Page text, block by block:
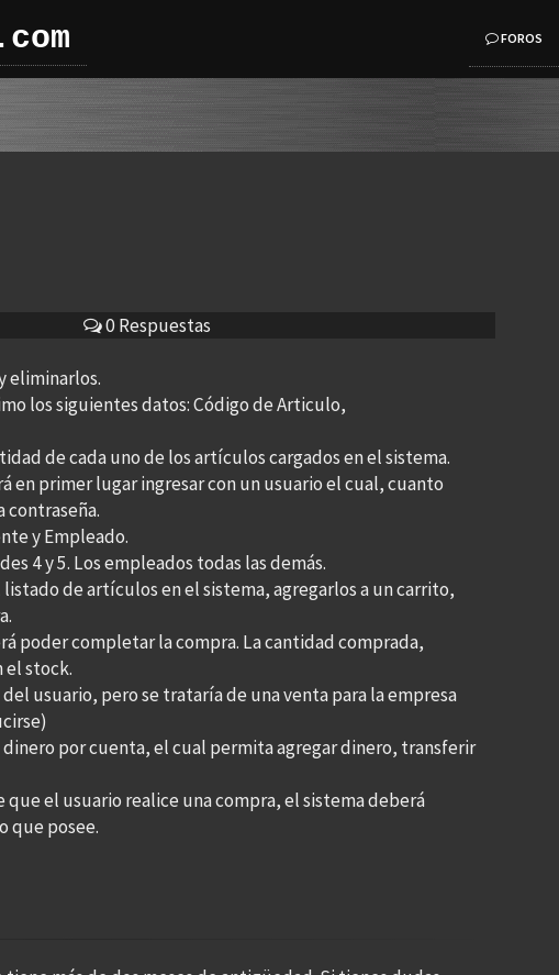
FOROS
0 Respuestas
eliminarlos.
los siguientes datos: Código de Articulo,
de cada uno de los artículos cargados en el sistema.
en primer lugar ingresar con un usuario el cual, cuanto
contraseña.
y Empleado.
4 y 5. Los empleados todas las demás.
de artículos en el sistema, agregarlos a un carrito,
poder completar la compra. La cantidad comprada,
el stock.
usuario, pero se trataría de una venta para la empresa
por cuenta, el cual permita agregar dinero, transferir
que el usuario realice una compra, el sistema deberá
que posee.